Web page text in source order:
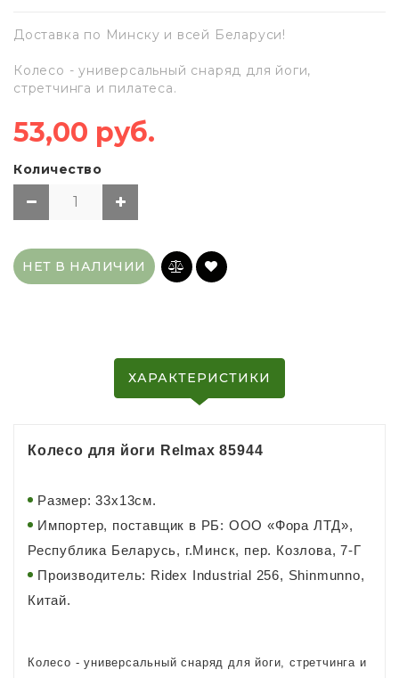
Доставка по Минску и всей Беларуси!
Колесо - универсальный снаряд для йоги,
стретчинга и пилатеса.
53,00 руб.
Количество
НЕТ В НАЛИЧИИ
ХАРАКТЕРИСТИКИ
Колесо для йоги Relmax 85944
Размер: 33x13см.
Импортер, поставщик в РБ: ООО «Фора ЛТД»,
Республика Беларусь, г.Минск, пер. Козлова, 7-Г
Производитель: Ridex Industrial 256, Shinmunno,
Китай.
Колесо - универсальный снаряд для йоги, стретчинга и